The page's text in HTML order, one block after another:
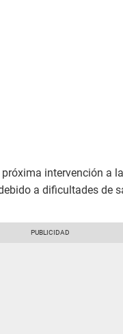
intervención a
a dificultades de